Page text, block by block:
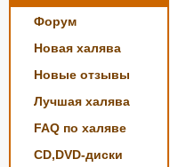
Форум
Новая халява
Новые отзывы
Лучшая халява
FAQ по халяве
CD,DVD-диски